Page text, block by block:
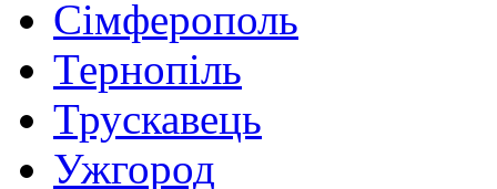
Сімферополь
Тернопіль
Трускавець
Ужгород